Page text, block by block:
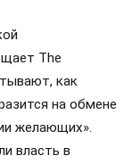
The
как
на обмене
желающих».
власть в